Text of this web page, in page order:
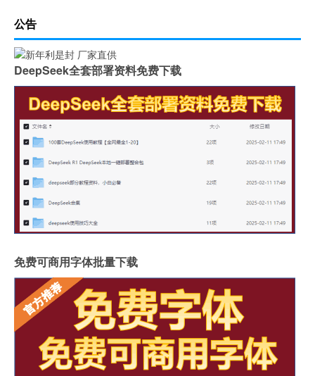
公告
DeepSeek全套部署资料免费下载
免费可商用字体批量下载